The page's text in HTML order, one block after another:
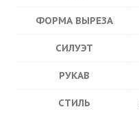
ФОРМА ВЫРЕЗА
СИЛУЭТ
РУКАВ
СТИЛЬ